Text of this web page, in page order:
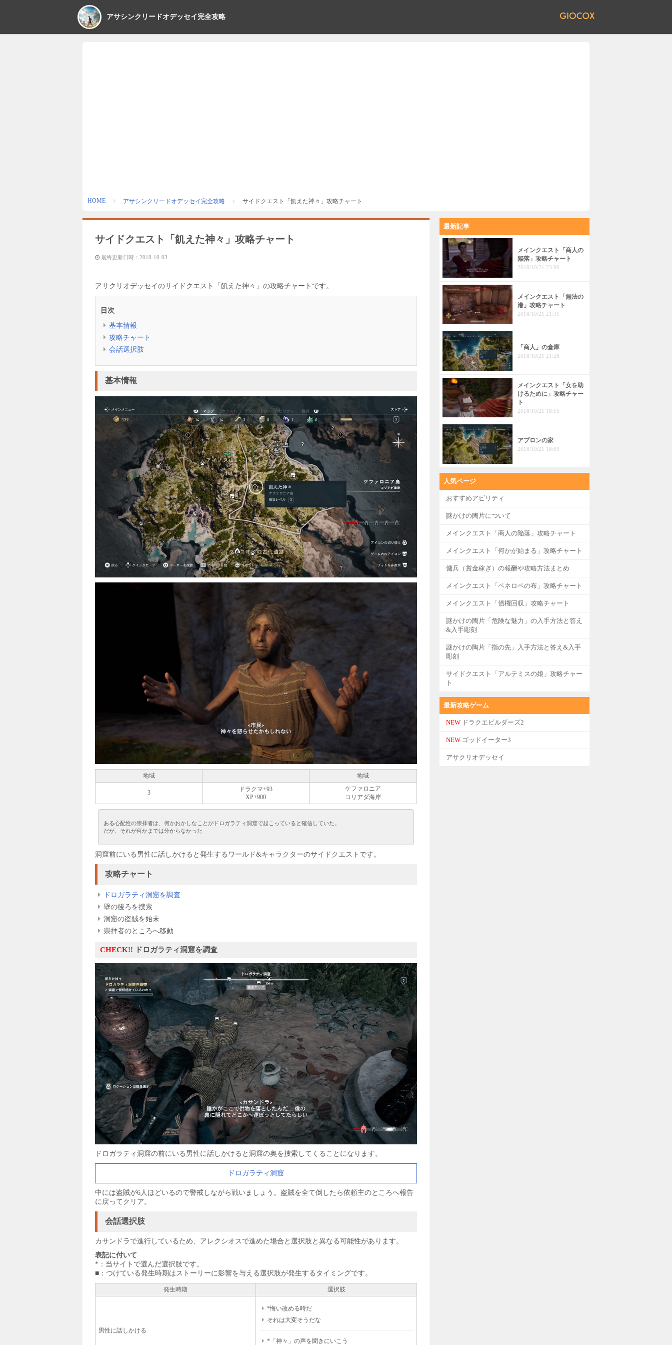
アサシンクリードオデッセイ完全攻略
HOME アサシンクリードオデッセイ完全攻略 サイドクエスト「飢えた神々」攻略チャート
サイドクエスト「飢えた神々」攻略チャート
最終更新日時： 2018-10-03
アサクリオデッセイのサイドクエスト「飢えた神々」の攻略チャートです。
目次
基本情報
攻略チャート
会話選択肢
基本情報
地域 地域
3
ドラクマ+93
XP+900
ケファロニア
コリアダ海岸
ある心配性の崇拝者は、何かおかしなことがドロガラティ洞窟で起こっていると確信していた。
だが、それが何かまでは分からなかった
洞窟前にいる男性に話しかけると発生するワールド&キャラクターのサイドクエストです。
攻略チャート
ドロガラティ洞窟を調査
壁の後ろを捜索
洞窟の盗賊を始末
崇拝者のところへ移動
CHECK!! ドロガラティ洞窟を調査
ドロガラティ洞窟の前にいる男性に話しかけると洞窟の奥を捜索してくることになります。
ドロガラティ洞窟
中には盗賊が6人ほどいるので警戒しながら戦いましょう。盗賊を全て倒したら依頼主のところへ報告
に戻ってクリア。
会話選択肢
カサンドラで進行しているため、アレクシオスで進めた場合と選択肢と異なる可能性があります。
表記に付いて
*：当サイトで選んだ選択肢です。
■：つけている発生時期はストーリーに影響を与える選択肢が発生するタイミングです。
発生時期 選択肢
男性に話しかける
*悔い改める時だ
それは大変そうだな
*「神々」の声を聞きにいこう
最新記事
メインクエスト「商人の
陥落」攻略チャート
2018/10/21 23:00
メインクエスト「無法の
港」攻略チャート
2018/10/21 21:31
「商人」の倉庫
2018/10/21 21:28
メインクエスト「女を助
けるために」攻略チャー
ト
2018/10/21 18:15
アブロンの家
2018/10/21 18:09
人気ページ
おすすめアビリティ
謎かけの陶片について
メインクエスト「商人の陥落」攻略チャート
メインクエスト「何かが始まる」攻略チャート
傭兵（賞金稼ぎ）の報酬や攻略方法まとめ
メインクエスト「ペネロペの布」攻略チャート
メインクエスト「債権回収」攻略チャート
謎かけの陶片「危険な魅力」の入手方法と答え
&入手彫刻
謎かけの陶片「指の先」入手方法と答え&入手
彫刻
サイドクエスト「アルテミスの娘」攻略チャー
ト
最新攻略ゲーム
NEW ドラクエビルダーズ2
NEW ゴッドイーター3
アサクリオデッセイ